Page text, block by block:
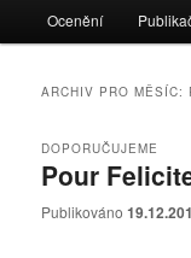
Ocenění
ARCHIV PRO MĚSÍC:
Pour
DOPORUČUJEME
Publikováno